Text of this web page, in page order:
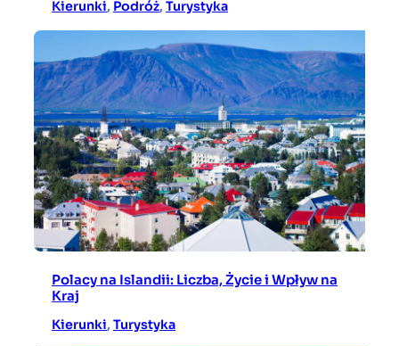
Kierunki, Podróż, Turystyka
Polacy na Islandii: Liczba, Życie i Wpływ na
Kraj
Kierunki, Turystyka